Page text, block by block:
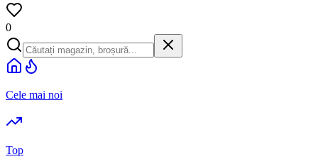
0
Cele mai noi
Top